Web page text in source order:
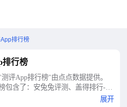
排行榜
排行榜
评App排行榜"由点点数据提供。
包含了：安兔兔评测、盖得排行-公
、鲁大师 -性能评测、CPU Dasher -
展开